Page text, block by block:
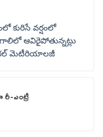
కురిసే వర్షంలో
ఆవిరైపోతున్నట్లు
మెటీరియాలజీ
రీ-ఎంట్రీ